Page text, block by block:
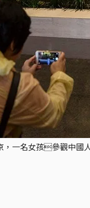
一名女孩參觀中國人